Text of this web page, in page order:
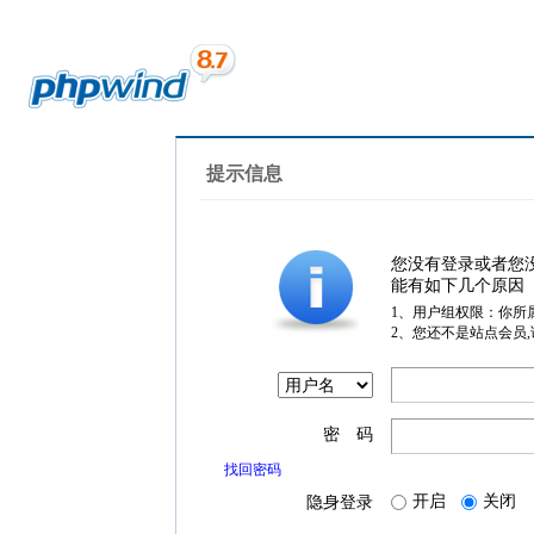
提示信息
您没有登录或者您
能有如下几个原因
1、用户组权限：你所
2、您还不是站点会员
密 码
找回密码
隐身登录 开启 关闭